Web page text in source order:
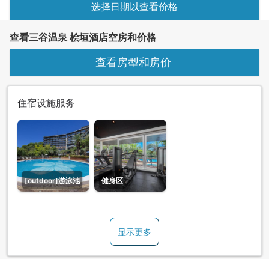
选择日期以查看价格
查看三谷温泉 桧垣酒店空房和价格
查看房型和房价
住宿设施服务
[outdoor]游泳池 健身区
显示更多